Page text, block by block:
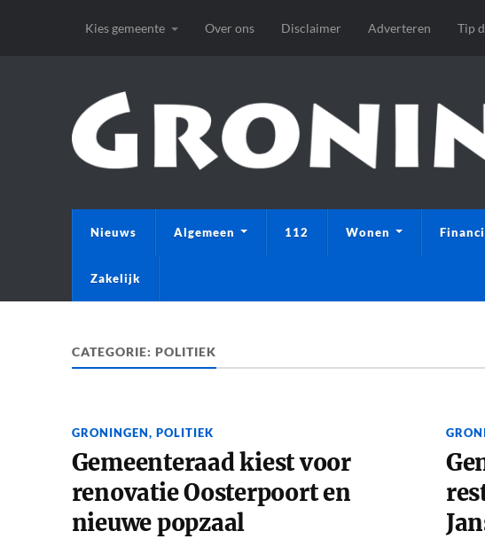
Kies gemeente Over ons Disclaimer Adverteren Tip
Nieuws Algemeen 112 Wonen
Zakelijk
CATEGORIE: POLITIEK
GRONINGEN, POLITIEK
Gemeenteraad kiest voor
renovatie Oosterpoort en
nieuwe popzaal